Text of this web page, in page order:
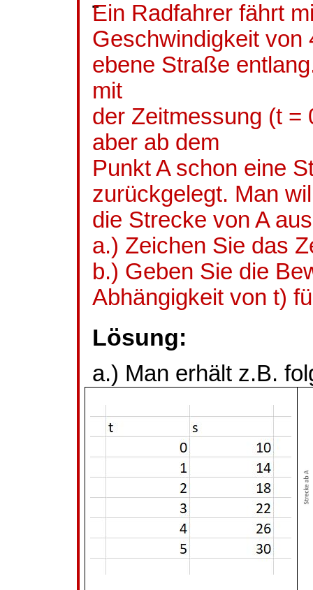
Ein Radfahrer fährt
Geschwindigkeit von
ebene Straße
mit
der Zeitmessung (t =
aber ab dem
Punkt A schon eine
zurückgelegt. Man
die Strecke von A
a.) Zeichen Sie das
b.) Geben Sie die
Abhängigkeit von t)
Lösung:
a.) Man erhält z.B.